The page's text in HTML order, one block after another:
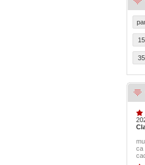
ca